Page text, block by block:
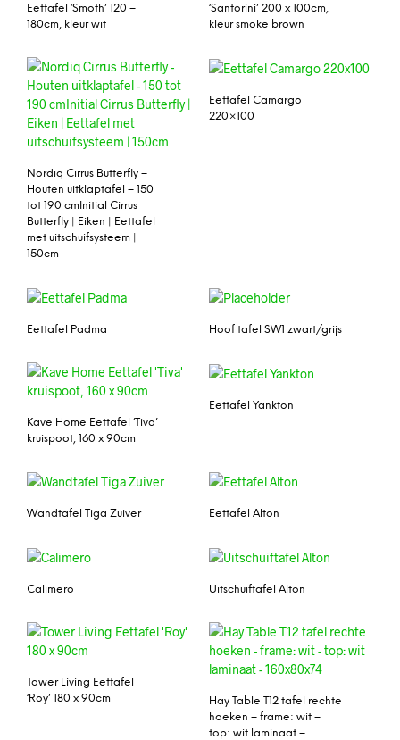
Eettafel ‘Smoth’ 120 –
180cm, kleur wit
‘Santorini’ 200 x 100cm,
kleur smoke brown
Nordiq Cirrus Butterfly –
Houten uitklaptafel – 150
tot 190 cmInitial Cirrus
Butterfly | Eiken | Eettafel
met uitschuifsysteem |
150cm
Eettafel Camargo
220×100
Eettafel Padma Hoof tafel SW1 zwart/grijs
Kave Home Eettafel ‘Tiva’
kruispoot, 160 x 90cm
Eettafel Yankton
Wandtafel Tiga Zuiver Eettafel Alton
Calimero Uitschuiftafel Alton
Tower Living Eettafel
‘Roy’ 180 x 90cm
Hay Table T12 tafel rechte
hoeken – frame: wit –
top: wit laminaat –